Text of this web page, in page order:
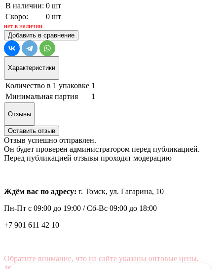
В наличии: 0 шт
Скоро:
0 шт
нет в наличии
Добавить в сравнение
Характеристики
Количество в 1 упаковке 1
Минимальная партия
1
Отзывы
Оставить отзыв
Отзыв успешно отправлен.
Он будет проверен администратором перед публикацией.
Перед публикацией отзывы проходят модерацию
Ждём вас по адресу: г. Томск, ул. Гагарина, 10
Пн-Пт с 09:00 до 19:00 /Сб-Вс 09:00 до 18:00
+7 901 611 42 10
Обратите внимание, что на сайте указаны оптовые цены,